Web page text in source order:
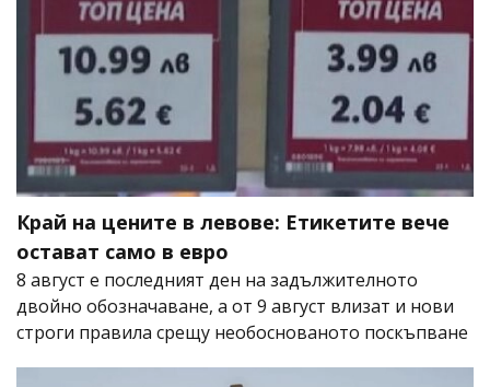
Край на цените в левове: Етикетите вече
остават само в евро
8 август е последният ден на задължителното
двойно обозначаване, а от 9 август влизат и нови
строги правила срещу необоснованото поскъпване